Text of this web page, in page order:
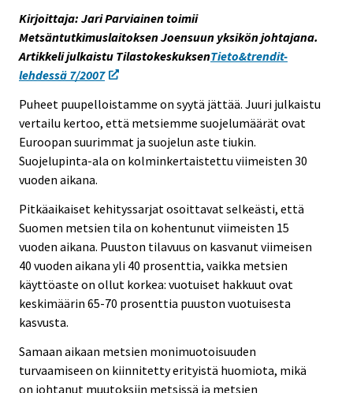
Kirjoittaja: Jari Parviainen toimii
Metsäntutkimuslaitoksen Joensuun yksikön johtajana.
Artikkeli julkaistu TilastokeskuksenTieto&trendit-
lehdessä 7/2007
Puheet puupelloistamme on syytä jättää. Juuri julkaistu
vertailu kertoo, että metsiemme suojelumäärät ovat
Euroopan suurimmat ja suojelun aste tiukin.
Suojelupinta-ala on kolminkertaistettu viimeisten 30
vuoden aikana.
Pitkäaikaiset kehityssarjat osoittavat selkeästi, että
Suomen metsien tila on kohentunut viimeisten 15
vuoden aikana. Puuston tilavuus on kasvanut viimeisen
40 vuoden aikana yli 40 prosenttia, vaikka metsien
käyttöaste on ollut korkea: vuotuiset hakkuut ovat
keskimäärin 65-70 prosenttia puuston vuotuisesta
kasvusta.
Samaan aikaan metsien monimuotoisuuden
turvaamiseen on kiinnitetty erityistä huomiota, mikä
on johtanut muutoksiin metsissä ja metsien